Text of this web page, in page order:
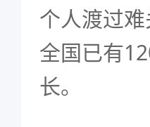
个人渡过
全国已有
长。